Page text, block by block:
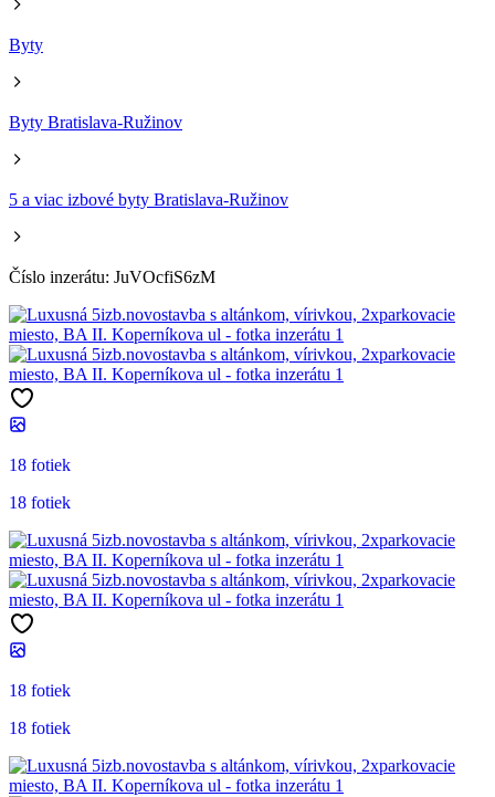
Byty
Byty Bratislava-Ružinov
5 a viac izbové byty Bratislava-Ružinov
Číslo inzerátu: JuVOcfiS6zM
18 fotiek
18 fotiek
18 fotiek
18 fotiek